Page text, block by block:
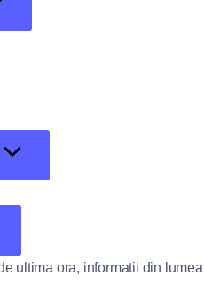
ultima ora, informatii din